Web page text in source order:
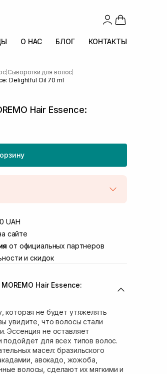
О НАС БЛОГ КОНТАКТЫ
| Сыворотки для волос
Delightful Oil 70 ml
Hair Essence:
1В (Duck's
В наличии
43 Нет в наличии!
23 (ТЦ Экватор) Нет в наличии!
UAH
сайте
от официальных партнеров
и скидок
Hair Essence:
которая не будет утяжелять
увидите, что волосы стали
Эссенция не оставляет
подойдет для всех типов волос.
масел: бразильского
авокадо, жожоба,
волосы, сделают их мягкими и